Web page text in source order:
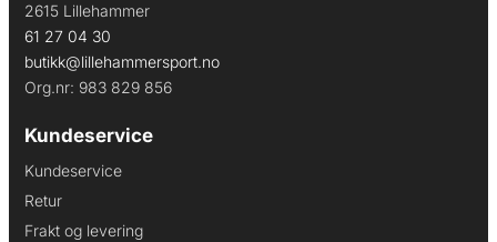
2615 Lillehammer
61 27 04 30
butikk@lillehammersport.no
Org.nr: 983 829 856
Kundeservice
Kundeservice
Retur
Frakt og levering